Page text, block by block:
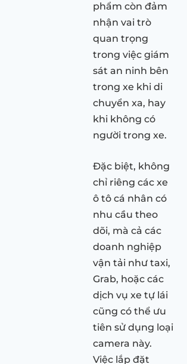
phẩm còn đảm
nhận vai trò
quan trọng
trong việc giám
sát an ninh bên
trong xe khi di
chuyển xa, hay
khi không có
người trong xe.
Đặc biệt, không
chỉ riêng các xe
ô tô cá nhân có
nhu cầu theo
dõi, mà cả các
doanh nghiệp
vận tải như taxi,
Grab, hoặc các
dịch vụ xe tự lái
cũng có thể ưu
tiên sử dụng loại
camera này.
Việc lắp đặt